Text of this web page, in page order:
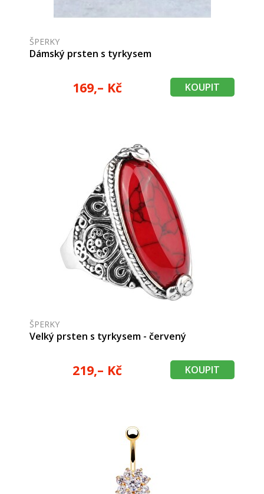
ŠPERKY
Dámský prsten s tyrkysem
169,– Kč KOUPIT
ŠPERKY
Velký prsten s tyrkysem - červený
219,– Kč KOUPIT